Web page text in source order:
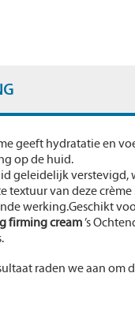
geeft hydratatie en
op de huid.
geleidelijk verstevigd,
textuur van deze
werking.Geschikt
firming cream’s
raden we aan om